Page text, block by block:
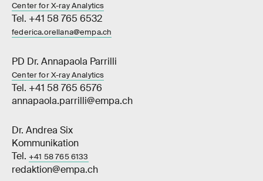
Center for X-ray Analytics
Tel. +41 58 765 6532
federica.orellana@empa.ch
PD Dr. Annapaola Parrilli
Center for X-ray Analytics
Tel. +41 58 765 6576
annapaola.parrilli@empa.ch
Dr. Andrea Six
Kommunikation
Tel. +41 58 765 6133
redaktion@empa.ch